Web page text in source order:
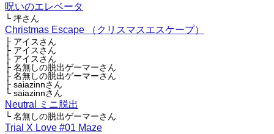
呪いのエレベータ
└ 坪さん
Christmas Escape （クリスマスエスケープ）
├ アイスさん
├ アイスさん
├ アイスさん
├ 名無しの脱出ゲーマーさん
├ 名無しの脱出ゲーマーさん
├ saiazinnさん
└ saiazinnさん
Neutral ミニ脱出
└ 名無しの脱出ゲーマーさん
Trial X Love #01 Maze